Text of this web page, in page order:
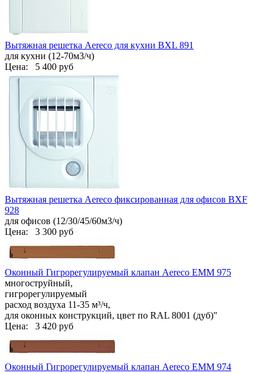
Вытяжная решетка Aereco для кухни BXL 891
для кухни (12-70м3/ч)
Цена: 5 400 руб
Вытяжная решетка Aereco фиксированная для офисов BXF
928
для офисов (12/30/45/60м3/ч)
Цена: 3 300 руб
Оконный Гигрорегулируемый клапан Aereco ЕММ 975
многоструйный,
гигрорегулируемый
расход воздуха 11-35 м³/ч,
для оконных конструкций, цвет по RAL 8001 (дуб)"
Цена: 3 420 руб
Оконный Гигрорегулируемый клапан Aereco ЕММ 974